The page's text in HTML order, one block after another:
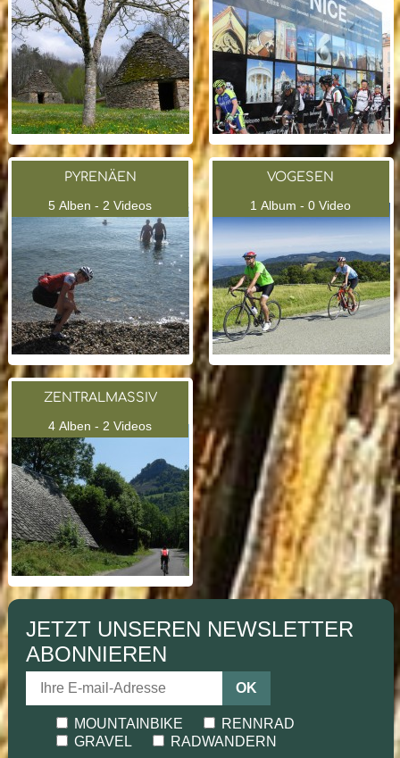
PYRENÄEN
5 Alben - 2 Videos
VOGESEN
1 Album - 0 Video
ZENTRALMASSIV
4 Alben - 2 Videos
JETZT UNSEREN NEWSLETTER
ABONNIEREN
OK
MOUNTAINBIKE
RENNRAD
GRAVEL
RADWANDERN